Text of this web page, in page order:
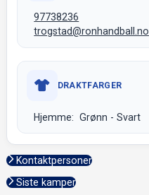
97738236
trogstad@ronhandball.no
DRAKTFARGER
Hjemme: Grønn - Svart
Kontaktpersoner
Siste kamper